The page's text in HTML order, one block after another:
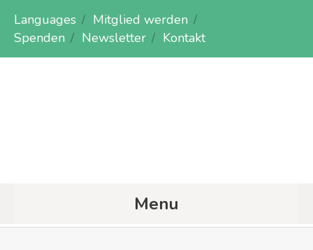
Languages
Mitglied werden
Spenden
Newsletter Kontakt
Menu